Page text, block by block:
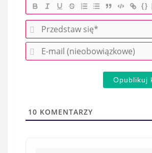
{}
10 KOMENTARZY